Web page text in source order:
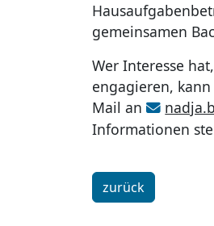
gemeinsamen
Wer Interesse
engagieren,
Mail an
Informationen
zurück